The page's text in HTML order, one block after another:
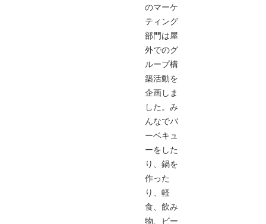
のマーケ
ティング
部門は屋
外でのグ
ループ構
築活動を
企画しま
した。み
んなでバ
ーベキュ
ーをした
り、鍋を
作った
り、軽
食、飲み
物、ビー